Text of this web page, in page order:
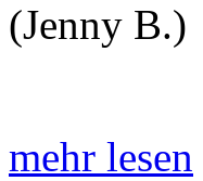
(Jenny B.)
mehr lesen